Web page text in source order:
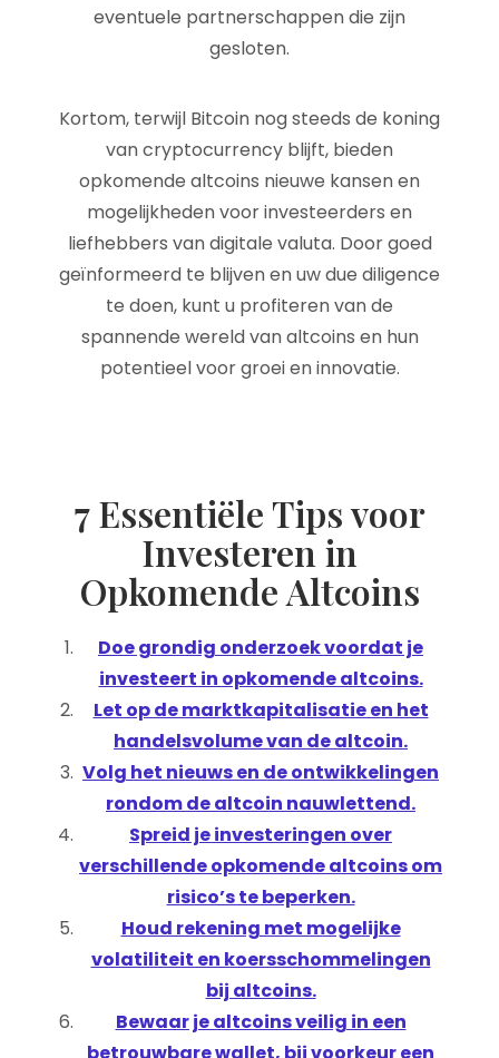
eventuele partnerschappen die zijn
gesloten.
Kortom, terwijl Bitcoin nog steeds de koning
van cryptocurrency blijft, bieden
opkomende altcoins nieuwe kansen en
mogelijkheden voor investeerders en
liefhebbers van digitale valuta. Door goed
geïnformeerd te blijven en uw due diligence
te doen, kunt u profiteren van de
spannende wereld van altcoins en hun
potentieel voor groei en innovatie.
7 Essentiële Tips voor
Investeren in
Opkomende Altcoins
Doe grondig onderzoek voordat je
investeert in opkomende altcoins.
Let op de marktkapitalisatie en het
handelsvolume van de altcoin.
Volg het nieuws en de ontwikkelingen
rondom de altcoin nauwlettend.
Spreid je investeringen over
verschillende opkomende altcoins om
risico’s te beperken.
Houd rekening met mogelijke
volatiliteit en koersschommelingen
bij altcoins.
Bewaar je altcoins veilig in een